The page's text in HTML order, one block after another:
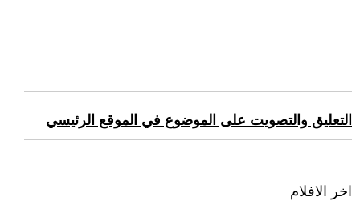
التعليق والتصويت على الموضوع في الموقع الرئيسي
اخر الافلام